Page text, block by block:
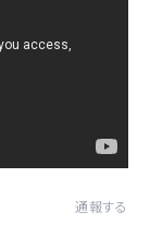
通報する